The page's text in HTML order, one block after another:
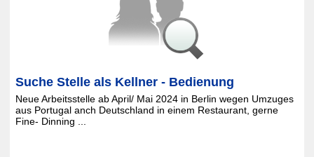
Suche Stelle als Kellner - Bedienung
Neue Arbeitsstelle ab April/ Mai 2024 in Berlin wegen Umzuges
aus Portugal anch Deutschland in einem Restaurant, gerne
Fine- Dinning ...